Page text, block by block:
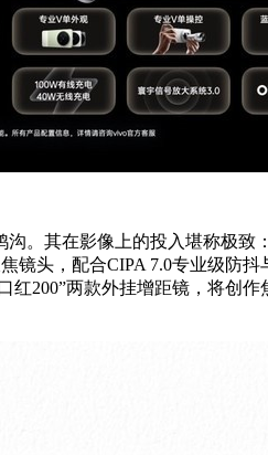
沟。其在影像上的投入堪称极致
镜头，配合CIPA 7.0专业级防
200”两款外挂增距镜，将创